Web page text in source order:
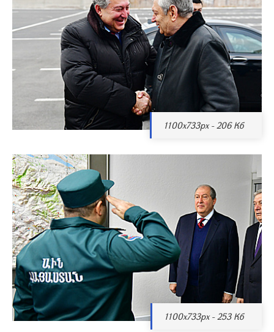
1100x733px - 206 Кб
1100x733px - 253 Кб